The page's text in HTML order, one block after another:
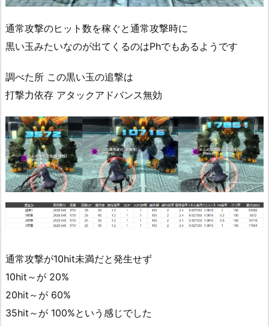
通常攻撃のヒット数を稼ぐと通常攻撃時に
黒い玉みたいなのが出てくるのはPhでもあるようです
調べた所 この黒い玉の追撃は
打撃力依存 アタックアドバンス無効
通常攻撃が10hit未満だと発生せず
10hit～が 20%
20hit～が 60%
35hit～が 100%という感じでした